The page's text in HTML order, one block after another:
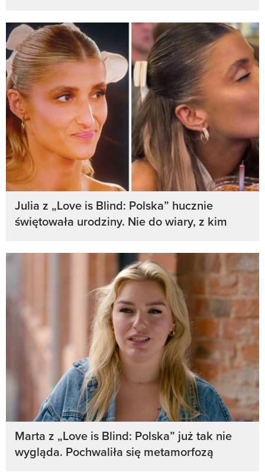
Julia z „Love is Blind: Polska” hucznie
świętowała urodziny. Nie do wiary, z kim
Marta z „Love is Blind: Polska” już tak nie
wygląda. Pochwaliła się metamorfozą